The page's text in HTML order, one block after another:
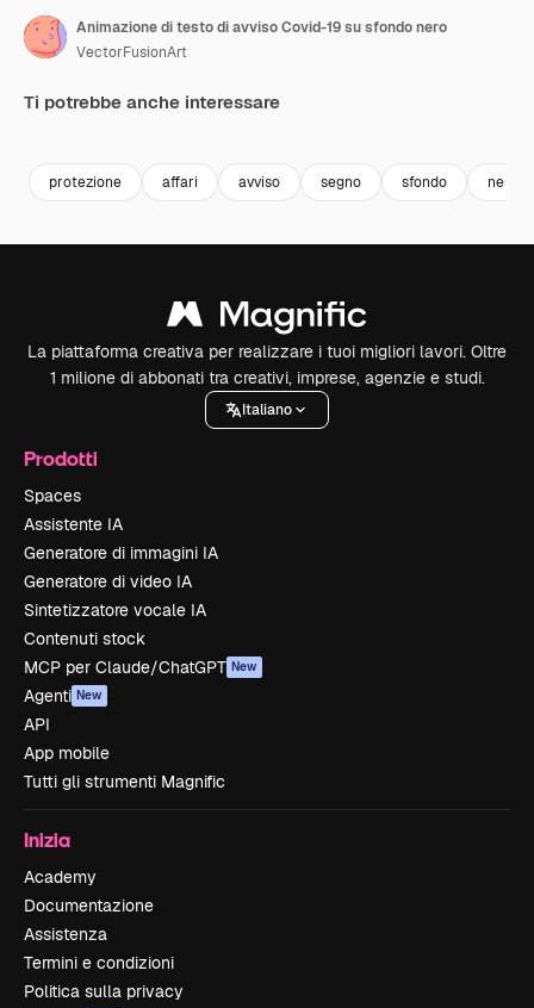
Animazione di testo di avviso Covid-19 su sfondo nero
VectorFusionArt
Ti potrebbe anche interessare
protezione affari avviso segno sfondo nero
La piattaforma creativa per realizzare i tuoi migliori lavori. Oltre
1 milione di abbonati tra creativi, imprese, agenzie e studi.
Italiano
Prodotti
Spaces
Assistente IA
Generatore di immagini IA
Generatore di video IA
Sintetizzatore vocale IA
Contenuti stock
MCP per Claude/ChatGPT New
Agenti New
API
App mobile
Tutti gli strumenti Magnific
Inizia
Academy
Documentazione
Assistenza
Termini e condizioni
Politica sulla privacy